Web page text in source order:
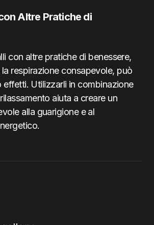
Altre Pratiche di
con altre pratiche di benessere,
respirazione consapevole, può
effetti. Utilizzarli in combinazione
aiuta a creare un
alla guarigione e al